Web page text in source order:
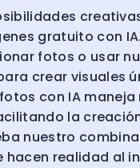
gratuito con
fotos o usar
crear visuales
con IA
la
nuestro
hacen realidad al